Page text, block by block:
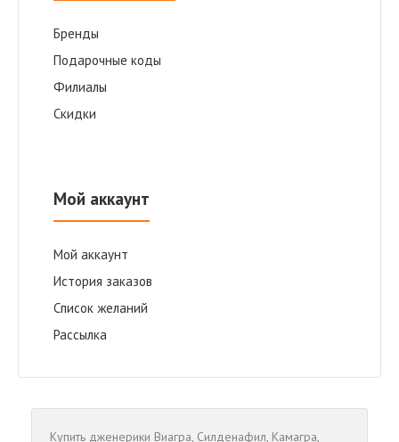
Бренды
Подарочные коды
Филиалы
Скидки
Мой аккаунт
Мой аккаунт
История заказов
Список желаний
Рассылка
Купить дженерики Виагра, Cилденафил, Камагра,